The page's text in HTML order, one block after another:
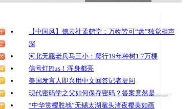
【中国风】德云社孟鹤堂：万物皆可“盘”独觉相声
深
河北无腿老兵马三小：爬行19年种树1.7万棵
信号灯Plus！浑身都亮
美国发言人即兴用中文回答记者提问
现代密码学之父如何保存密码？答案竟然是……
“中华赏樱胜地”无锡太湖鼋头渚夜樱美如画